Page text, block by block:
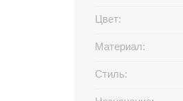
Цвет:
Материал:
Стиль: